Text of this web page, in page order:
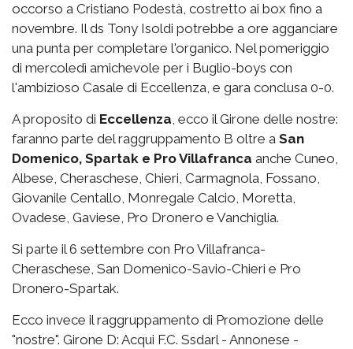
occorso a Cristiano Podestà, costretto ai box fino a
novembre. Il ds Tony Isoldi potrebbe a ore agganciare
una punta per completare l'organico. Nel pomeriggio
di mercoledì amichevole per i Buglio-boys con
l'ambizioso Casale di Eccellenza, e gara conclusa 0-0.
A proposito di Eccellenza, ecco il Girone delle nostre:
faranno parte del raggruppamento B oltre a San
Domenico, Spartak e Pro Villafranca anche Cuneo,
Albese, Cheraschese, Chieri, Carmagnola, Fossano,
Giovanile Centallo, Monregale Calcio, Moretta,
Ovadese, Gaviese, Pro Dronero e Vanchiglia.
Si parte il 6 settembre con Pro Villafranca-
Cheraschese, San Domenico-Savio-Chieri e Pro
Dronero-Spartak.
Ecco invece il raggruppamento di Promozione delle
"nostre". Girone D: Acqui F.C. Ssdarl - Annonese -